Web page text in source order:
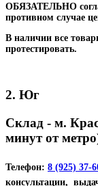
ОБЯЗАТЕЛЬНО
противном случае
В наличии все
протестировать.
2. Юг
Склад - м.
минут от
Телефон: 8 (925) 37-
консультации,